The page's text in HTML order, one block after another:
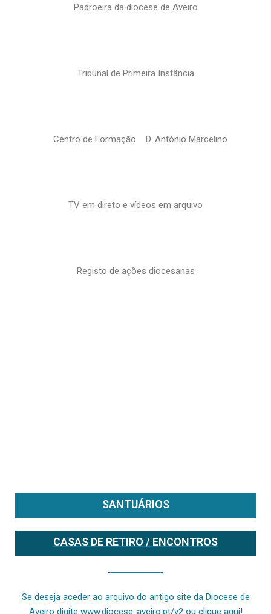
Padroeira da diocese de Aveiro
Tribunal de Primeira Instância
Centro de Formação D. António Marcelino
TV em direto e vídeos em arquivo
Registo de ações diocesanas
SANTUÁRIOS
CASAS DE RETIRO / ENCONTROS
Se deseja aceder ao arquivo do antigo site da Diocese de
Aveiro digite www.diocese-aveiro.pt/v2 ou clique aqui!